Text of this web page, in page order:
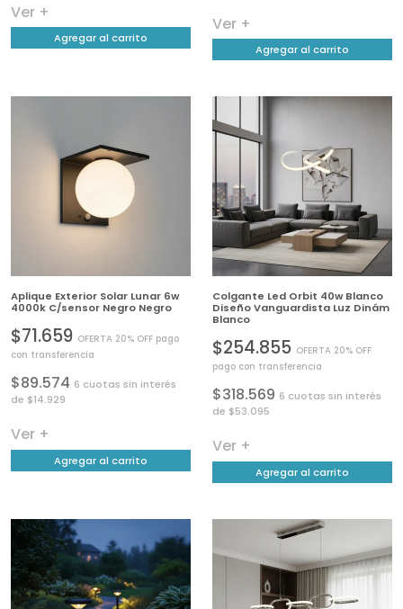
Ver +
Agregar al carrito
Ver +
Agregar al carrito
Aplique Exterior Solar Lunar 6w
4000k C/sensor Negro Negro
$71.659 OFERTA 20% OFF pago
con transferencia
$89.574 6 cuotas sin interés
de $14.929
Ver +
Agregar al carrito
Colgante Led Orbit 40w Blanco
Diseño Vanguardista Luz Dinám
Blanco
$254.855 OFERTA 20% OFF
pago con transferencia
$318.569 6 cuotas sin interés
de $53.095
Ver +
Agregar al carrito